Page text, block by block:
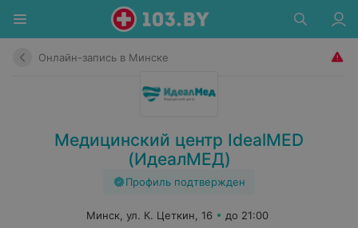
Онлайн-запись в Минске
Медицинский центр IdealMED
(ИдеалМЕД)
Профиль подтвержден
Минск, ул. К. Цеткин, 16
до 21:00